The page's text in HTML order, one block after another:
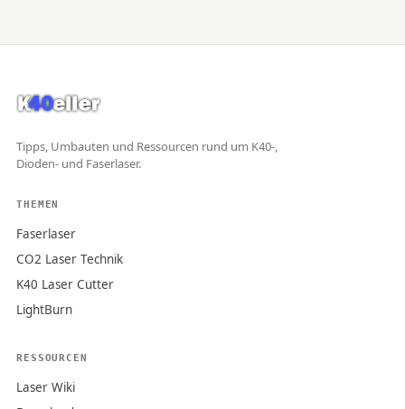
Tipps, Umbauten und Ressourcen rund um K40-,
Dioden- und Faserlaser.
THEMEN
Faserlaser
CO2 Laser Technik
K40 Laser Cutter
LightBurn
RESSOURCEN
Laser Wiki